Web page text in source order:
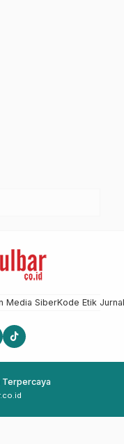
Media SiberKode Etik
Terpercaya